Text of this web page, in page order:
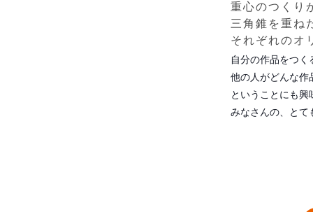
重心のつくり
三角錐を重ね
それぞれのオ
自分の作品をつく
他の人がどんな作
ということにも
みなさんの、とて